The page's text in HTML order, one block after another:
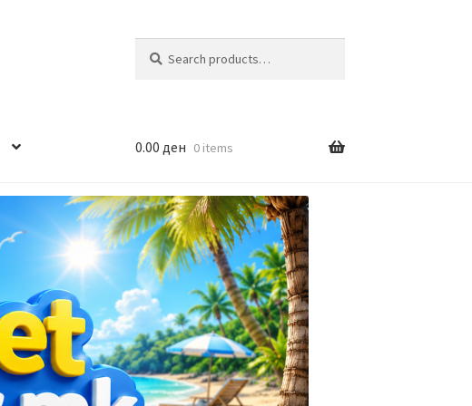
for:
0.00 ден 0 items